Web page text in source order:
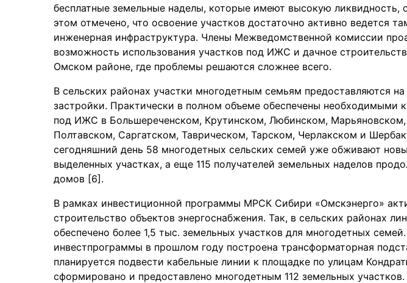
бесплатные земельные наделы, которые имеют высокую ликвидность,
этом отмечено, что освоение участков достаточно активно ведется
инженерная инфраструктура. Члены Межведомственной комиссии
возможность использования участков под ИЖС и дачное
Омском районе, где проблемы решаются сложнее всего.
В сельских районах участки многодетным семьям предоставляются
застройки. Практически в полном объеме обеспечены необходимыми
под ИЖС в Большереченском, Крутинском, Любинском,
Полтавском, Саргатском, Таврическом, Тарском, Черлакском и
сегодняшний день 58 многодетных сельских семей уже обживают
выделенных участках, а еще 115 получателей земельных наделов
домов [6].
В рамках инвестиционной программы МРСК Сибири «Омскэнерго»
строительство объектов энергоснабжения. Так, в сельских районах
обеспечено более 1,5 тыс. земельных участков для многодетных
инвестпрограммы в прошлом году построена трансформаторная
планируется подвести кабельные линии к площадке по улицам
сформировано и предоставлено многодетным 112 земельных